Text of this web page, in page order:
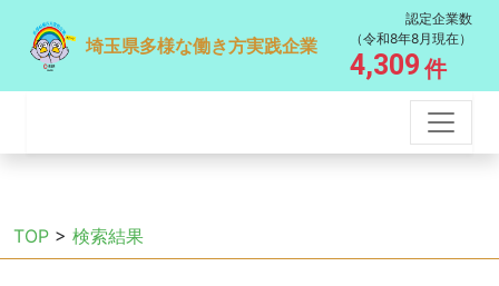
埼玉県多様な働き方実践企業
認定企業数
（令和8年8月現在）
4,309 件
TOP > 検索結果